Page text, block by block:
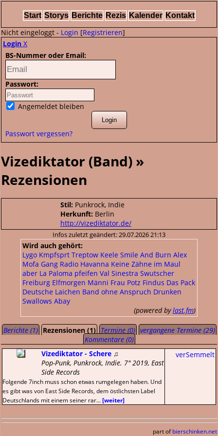
Start Storys Berichte Rezis Kalender Kontakt
Nicht eingeloggt - Login [Registrieren]
Login X
BS-Nummer oder Email:
Passwort:
Angemeldet bleiben
Passwort vergessen?
Vizediktator (Band) »
Rezensionen
Stil: Punkrock, Indie
Herkunft: Berlin
http://vizediktator.de/
Infos zuletzt geändert: 29.07.2026 21:13
Wird auch gehört:
Lygo Kmpfsprt Treptow Keele Smile And Burn Alex
Mofa Gang Radio Havanna Keine Zähne im Maul
aber La Paloma pfeifen Val Sinestra Swutscher
Freiburg Elfmorgen Männi Frau Potz Findus Das Pack
Deutsche Laichen Band ohne Anspruch Drunken
Swallows Abay
(powered bylast.fm)
Berichte (1) Rezensionen (1) Termine (0) vergangene Termine (29)
Kommentare (0)
verSemmelt
Vizediktator - Schere ♫
Pop-Punk, Punkrock, Indie. 7" 2019, East
Side Records
Folgende 7inch muss schon etwas rumgelegen haben. Und
es gibt was von East Side Records, dem östlichsten Label
Deutschlands mit einem seiner rar... [weiter]
part of bierschinken.net